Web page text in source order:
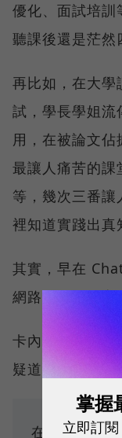
優化、面試培訓
聽課後還是茫然
再比如，在大學
試，學長學姐流
用，在被論文
最讓人痛苦的課
等，幾次三番
裡知道實踐出真
其實，早在
網路時代的教育
卡內基梅隆大
疑道：
在 Google
掌握
立即訂